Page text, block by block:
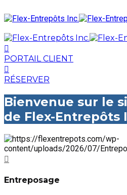
PORTAIL CLIENT
RÉSERVER
Bienvenue sur le
de Flex-Entrepôts
Entreposage